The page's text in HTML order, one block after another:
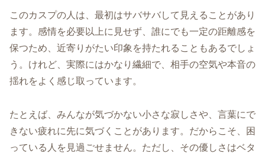
このカスプの人は、最初はサバサバして見えることがあり
ます。感情を必要以上に見せず、誰にでも一定の距離感を
保つため、近寄りがたい印象を持たれることもあるでしょ
う。けれど、実際にはかなり繊細で、相手の空気や本音の
揺れをよく感じ取っています。
たとえば、みんなが気づかない小さな寂しさや、言葉にで
きない疲れに先に気づくことがあります。だからこそ、困
っている人を見過ごせません。ただし、その優しさはベタ